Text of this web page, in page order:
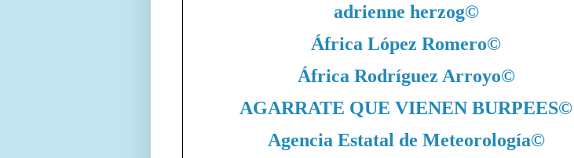
adrienne herzog©
África López Romero©
África Rodríguez Arroyo©
AGARRATE QUE VIENEN BURPEES©
Agencia Estatal de Meteorología©